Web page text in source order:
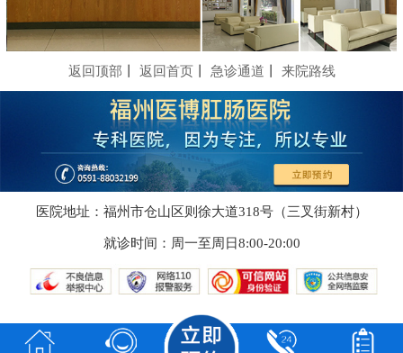
返回顶部 返回首页丨 急诊通道 来院路线
医院地址：福州市仓山区则徐大道318号（三叉街新村）
就诊时间：周一至周日8:00-20:00